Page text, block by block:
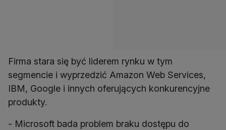
Firma stara się być liderem rynku w tym
segmencie i wyprzedzić Amazon Web Services,
IBM, Google i innych oferujących konkurencyjne
produkty.
- Microsoft bada problem braku dostępu do